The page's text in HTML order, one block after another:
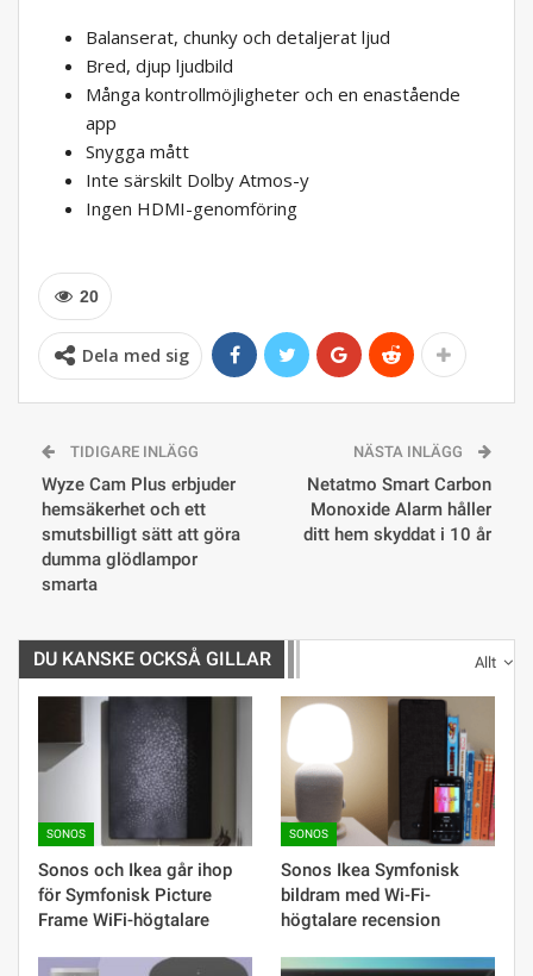
Balanserat, chunky och detaljerat ljud
Bred, djup ljudbild
Många kontrollmöjligheter och en enastående
app
Snygga mått
Inte särskilt Dolby Atmos-y
Ingen HDMI-genomföring
20
Dela med sig
TIDIGARE INLÄGG
Wyze Cam Plus erbjuder
hemsäkerhet och ett
smutsbilligt sätt att göra
dumma glödlampor
smarta
NÄSTA INLÄGG
Netatmo Smart Carbon
Monoxide Alarm håller
ditt hem skyddat i 10 år
Allt
DU KANSKE OCKSÅ GILLAR
SONOS
Sonos och Ikea går ihop
för Symfonisk Picture
Frame WiFi-högtalare
SONOS
Sonos Ikea Symfonisk
bildram med Wi-Fi-
högtalare recension